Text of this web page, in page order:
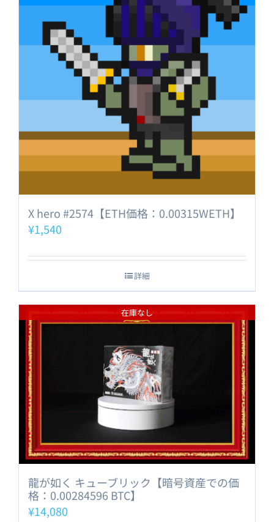
X hero #2574【ETH価格：0.00315WETH】
¥1,540
詳細
在庫なし
龍が如く キューブリック【暗号資産での価
格：0.00284596 BTC】
¥14,080